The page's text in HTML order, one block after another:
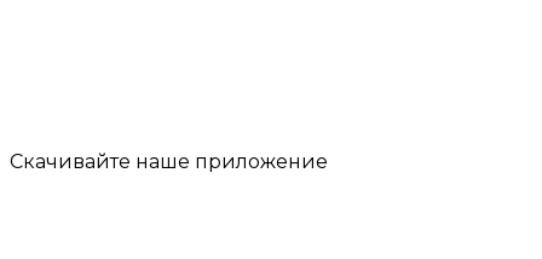
Скачивайте наше приложение